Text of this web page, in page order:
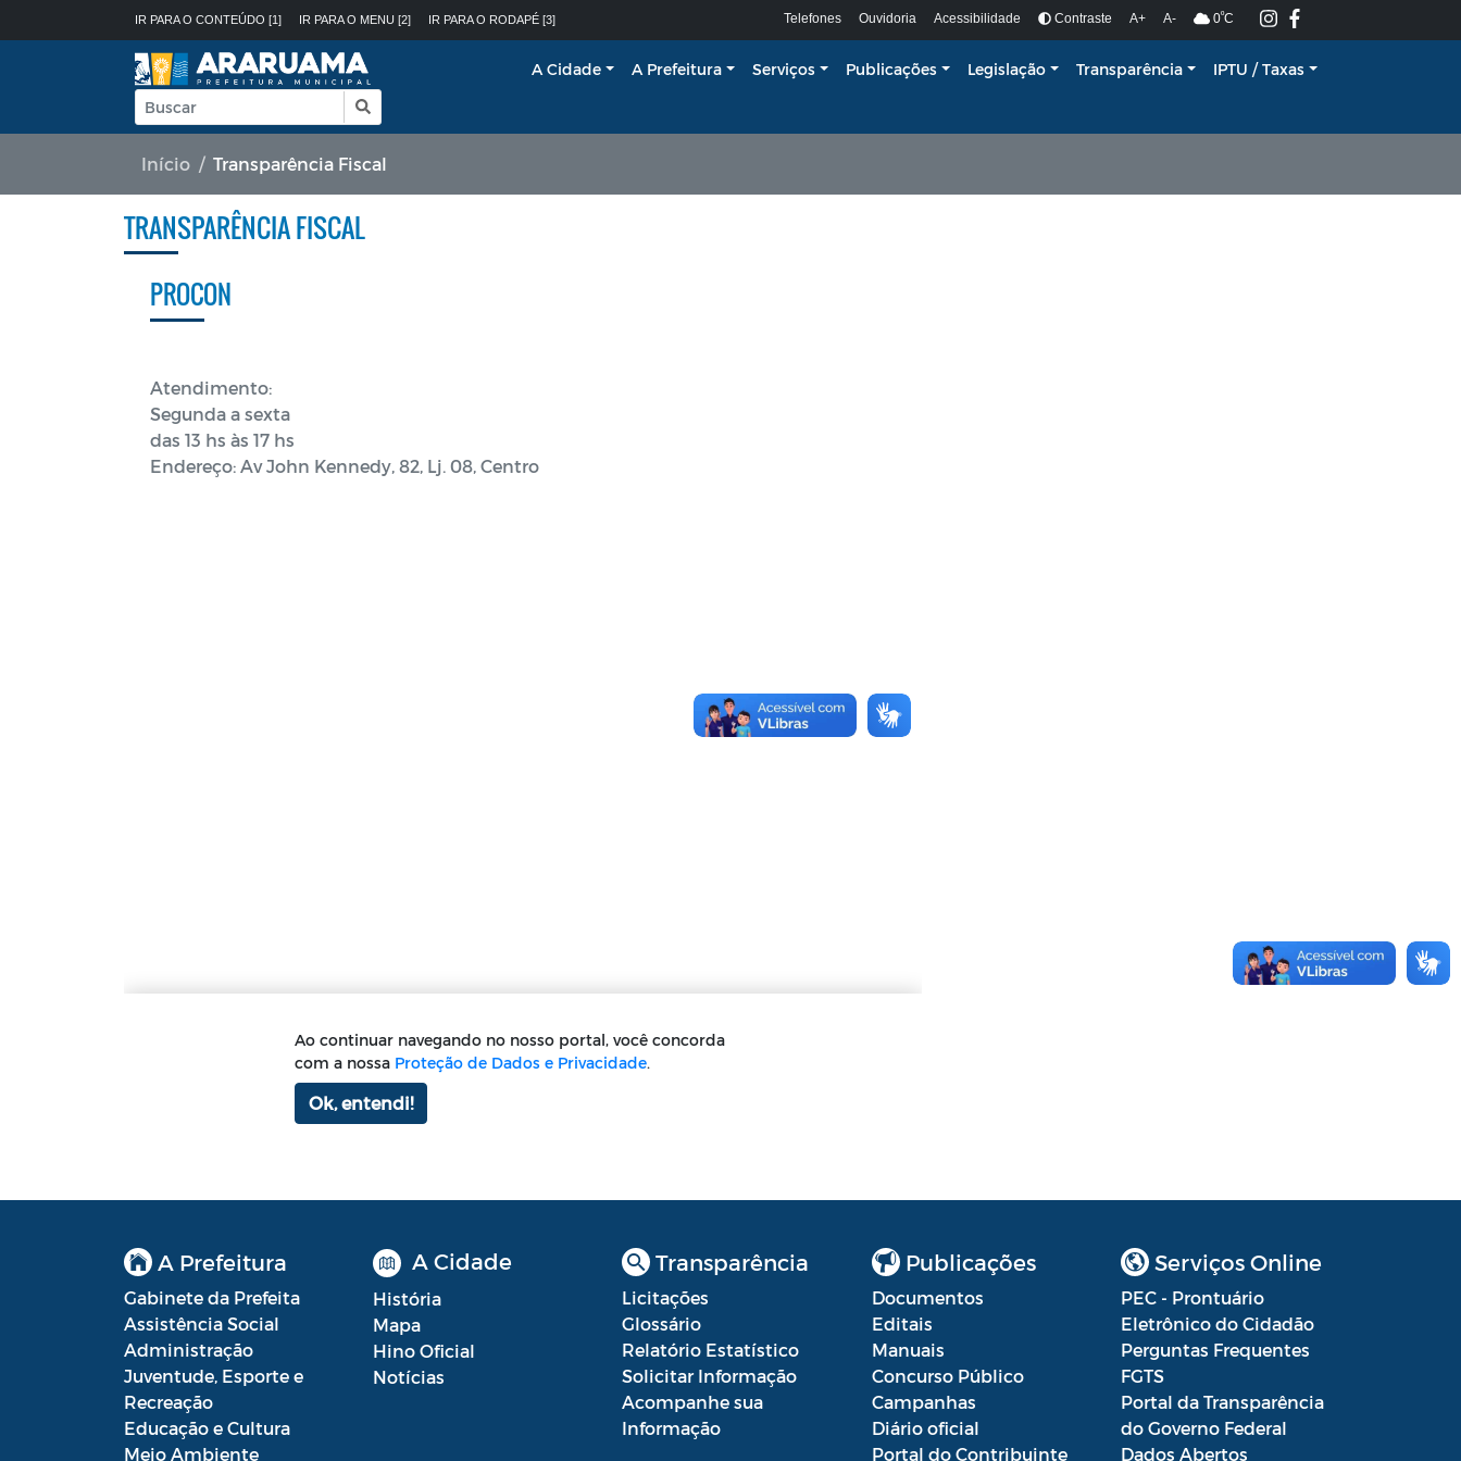
IR PARA O CONTEÚDO [1] IR PARA O MENU [2] IR PARA O RODAPÉ [3] Telefones Ouvidoria Acessibilidade Contraste A+ A- 0ºC
A Cidade A Prefeitura Serviços Publicações Legislação Transparência IPTU / Taxas
Início Transparência Fiscal
TRANSPARÊNCIA FISCAL
A Prefeitura
Gabinete da Prefeita
Assistência Social
Administração
Juventude, Esporte e
Recreação
Educação e Cultura
Meio Ambiente
A Cidade
História
Mapa
Hino Oficial
Notícias
Transparência
Licitações
Glossário
Relatório Estatístico
Solicitar Informação
Acompanhe sua
Informação
Publicações
Documentos
Editais
Manuais
Concurso Público
Campanhas
Diário oficial
Portal do Contribuinte
Serviços Online
PEC - Prontuário
Eletrônico do Cidadão
Perguntas Frequentes
FGTS
Portal da Transparência
do Governo Federal
Dados Abertos